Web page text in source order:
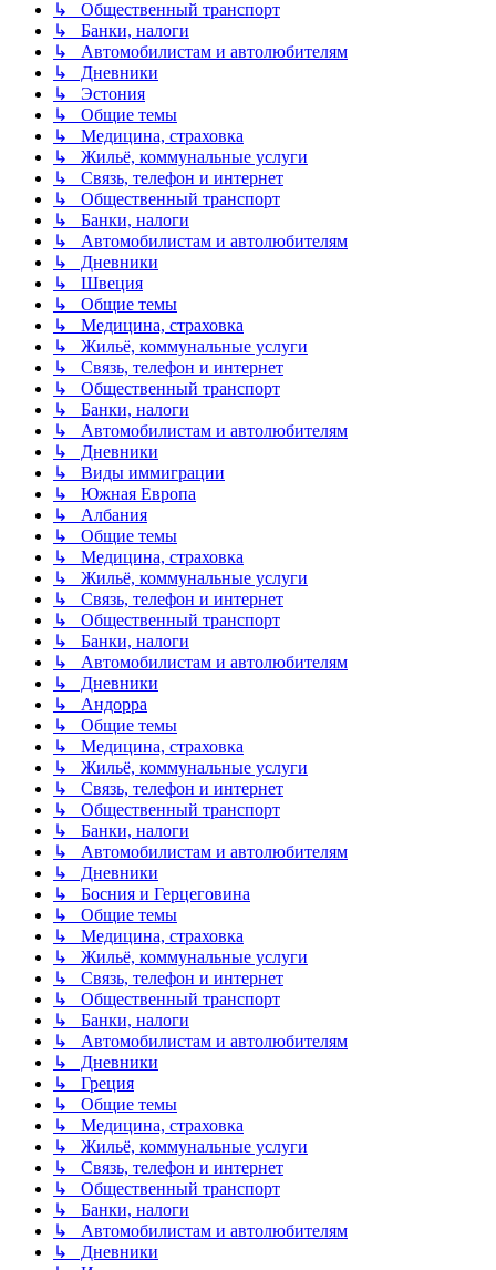
↳ Общественный транспорт
↳ Банки, налоги
↳ Автомобилистам и автолюбителям
↳ Дневники
↳ Эстония
↳ Общие темы
↳ Медицина, страховка
↳ Жильё, коммунальные услуги
↳ Связь, телефон и интернет
↳ Общественный транспорт
↳ Банки, налоги
↳ Автомобилистам и автолюбителям
↳ Дневники
↳ Швеция
↳ Общие темы
↳ Медицина, страховка
↳ Жильё, коммунальные услуги
↳ Связь, телефон и интернет
↳ Общественный транспорт
↳ Банки, налоги
↳ Автомобилистам и автолюбителям
↳ Дневники
↳ Виды иммиграции
↳ Южная Европа
↳ Албания
↳ Общие темы
↳ Медицина, страховка
↳ Жильё, коммунальные услуги
↳ Связь, телефон и интернет
↳ Общественный транспорт
↳ Банки, налоги
↳ Автомобилистам и автолюбителям
↳ Дневники
↳ Андорра
↳ Общие темы
↳ Медицина, страховка
↳ Жильё, коммунальные услуги
↳ Связь, телефон и интернет
↳ Общественный транспорт
↳ Банки, налоги
↳ Автомобилистам и автолюбителям
↳ Дневники
↳ Босния и Герцеговина
↳ Общие темы
↳ Медицина, страховка
↳ Жильё, коммунальные услуги
↳ Связь, телефон и интернет
↳ Общественный транспорт
↳ Банки, налоги
↳ Автомобилистам и автолюбителям
↳ Дневники
↳ Греция
↳ Общие темы
↳ Медицина, страховка
↳ Жильё, коммунальные услуги
↳ Связь, телефон и интернет
↳ Общественный транспорт
↳ Банки, налоги
↳ Автомобилистам и автолюбителям
↳ Дневники